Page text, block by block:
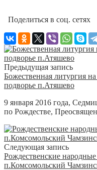
Поделиться в соц. сетях
Предыдущая запись
Божественная литургия
подворье п.Атяшево
9 января 2016 года,
по Рождестве,
Следующая запись
Рождественские
п.Комсомольский